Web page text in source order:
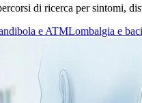
di ricerca per sintomi,
e ATMLombalgia e